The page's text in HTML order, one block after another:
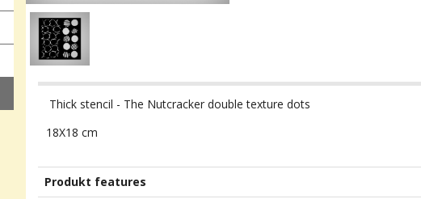
Thick stencil - The Nutcracker double texture dots
18X18 cm
Produkt features